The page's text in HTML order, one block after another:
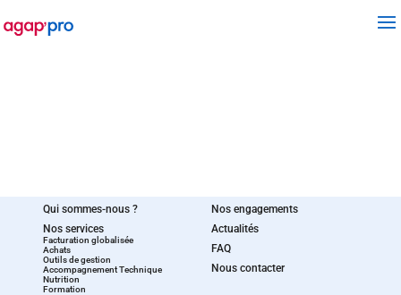
Qui sommes-nous ?
Nos services
Facturation globalisée
Achats
Outils de gestion
Accompagnement Technique
Nutrition
Formation
Nos engagements
Actualités
FAQ
Nous contacter